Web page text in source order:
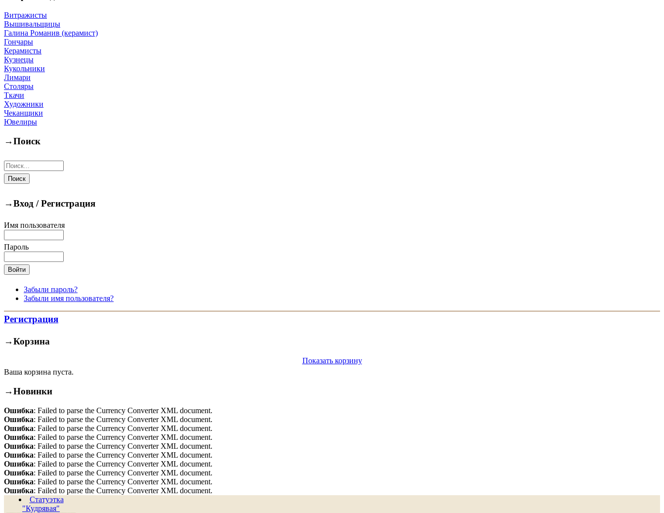
Витражисты
Вышивальщицы
Галина Романив (керамист)
Гончары
Керамисты
Кузнецы
Кукольники
Лимари
Столяры
Ткачи
Художники
Чеканщики
Ювелиры
→Поиск
→Вход / Регистрация
Имя пользователя
Пароль
Забыли пароль?
Забыли имя пользователя?
Регистрация
→Корзина
Показать корзину
Ваша корзина пуста.
→Новинки
Ошибка: Failed to parse the Currency Converter XML document.
Ошибка: Failed to parse the Currency Converter XML document.
Ошибка: Failed to parse the Currency Converter XML document.
Ошибка: Failed to parse the Currency Converter XML document.
Ошибка: Failed to parse the Currency Converter XML document.
Ошибка: Failed to parse the Currency Converter XML document.
Ошибка: Failed to parse the Currency Converter XML document.
Ошибка: Failed to parse the Currency Converter XML document.
Ошибка: Failed to parse the Currency Converter XML document.
Ошибка: Failed to parse the Currency Converter XML document.
Статуэтка
"Кудрявая"